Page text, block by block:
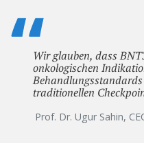
Wir glauben, dass
onkologischen
traditionellen
Prof. Dr. Ugur Sahin,